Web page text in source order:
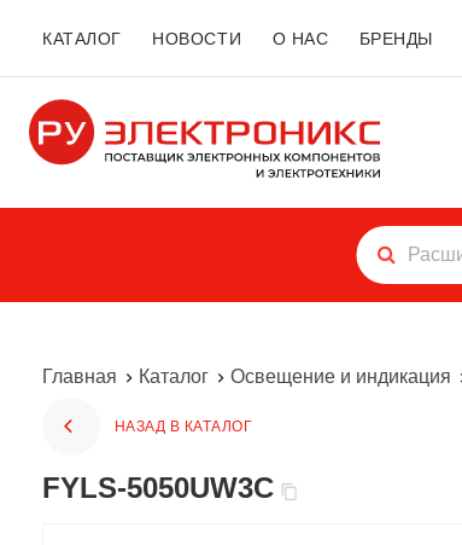
КАТАЛОГ НОВОСТИ О НАС БРЕНДЫ
Главная Каталог Освещение и индикация
НАЗАД В КАТАЛОГ
FYLS-5050UW3C